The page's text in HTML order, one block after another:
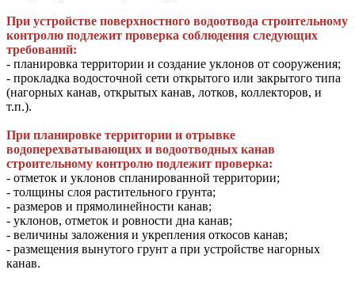
При устройстве поверхностного водоотвода строительному
контролю подлежит проверка соблюдения следующих
требований:
- планировка территории и создание уклонов от сооружения;
- прокладка водосточной сети открытого или закрытого типа
(нагорных канав, открытых канав, лотков, коллекторов, и
т.п.).
При планировке территории и отрывке
водоперехватывающих и водоотводных канав
строительному контролю подлежит проверка:
- отметок и уклонов спланированной территории;
- толщины слоя растительного грунта;
- размеров и прямолинейности канав;
- уклонов, отметок и ровности дна канав;
- величины заложения и укрепления откосов канав;
- размещения вынутого грунт а при устройстве нагорных
канав.